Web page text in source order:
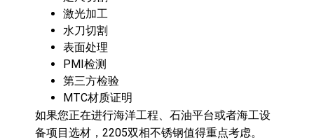
激光加工
水刀切割
表面处理
PMI检测
第三方检验
MTC材质证明
如果您正在进行海洋工程、石油平台或者海工设
备项目选材，2205双相不锈钢值得重点考虑。